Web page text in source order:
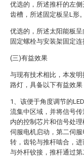
优选的，所述推杆的左
齿槽，所述固定板呈L形。
优选的，所述太阳能板
固定螺栓与安装架固定连
(三)有益效果
与现有技术相比，本发
路灯，具备以下有益效果
1、该便于角度调节的
流集中区域，并将信号
内的控制芯片和信号处
伺服电机启动，第二伺
转，齿轮与推杆啮合，
与外杆铰接，推杆通过